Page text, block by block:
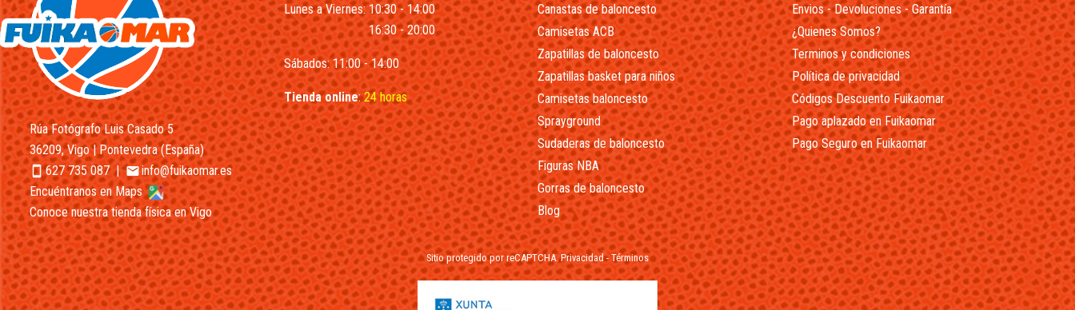
Rúa Fotógrafo Luis Casado 5
36209, Vigo | Pontevedra (España)
smartphone627 735 087|emailinfo@fuikaomar.es
Encuéntranos en Maps
Conoce nuestra tienda física en Vigo
Lunes a Viernes: 10:30 - 14:00
16:30 - 20:00
Sábados: 11:00 - 14:00
Tienda online:24 horas
Canastas de baloncesto
Camisetas ACB
Zapatillas de baloncesto
Zapatillas basket para niños
Camisetas baloncesto
Sprayground
Sudaderas de baloncesto
Figuras NBA
Gorras de baloncesto
Blog
Envios - Devoluciones - Garantía
¿Quienes Somos?
Terminos y condiciones
Política de privacidad
Códigos Descuento Fuikaomar
Pago aplazado en Fuikaomar
Pago Seguro en Fuikaomar
Sitio protegido por reCAPTCHA.Privacidad- Términos